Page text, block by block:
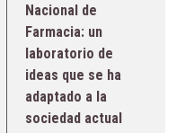
Nacional de
Farmacia: un
laboratorio de
ideas que se ha
adaptado a la
sociedad actual